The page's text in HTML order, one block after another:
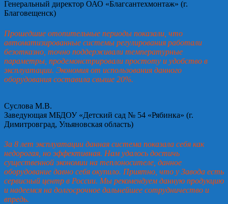
Генеральный директор ОАО «Благсантехмонтаж» (г.
Благовещенск)
Прошедшие отопительные периоды показали, что
автоматизированные системы регулирования работали
безотказно, точно поддерживали температурные
параметры, продемонстрировали простоту и удобство в
эксплуатации. Экономия от использования данного
оборудования составила свыше 20%.
Суслова М.В.
Заведующая МБДОУ «Детский сад № 54 «Рябинка» (г.
Димитровград, Ульяновская область)
За 8 лет эксплуатации данная система показала себя как
недорогая, но эффективная. Нам удалось достичь
существенной экономии на теплоносителе, данное
оборудование давно себя окупило. Приятно, что у Завода есть
сервисный центр в России. Мы рекомендуем данную продукцию
и надеемся на долгосрочное дальнейшее сотрудничество и
впредь.